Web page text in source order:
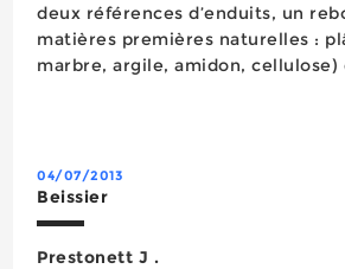
deux références d’enduits, un
matières premières naturelles :
marbre, argile, amidon, cellulose)
04/07/2013
Beissier
Prestonett J .